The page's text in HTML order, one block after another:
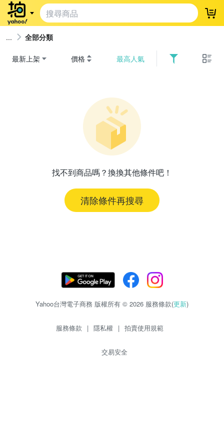
登
全部分類
最新上架 價格 最高人氣
找不到商品嗎？換換其他條件吧！
清除條件再搜尋
Yahoo台灣電子商務 版權所有 © 2026 服務條款(更新)
服務條款 | 隱私權 | 拍賣使用規範
交易安全